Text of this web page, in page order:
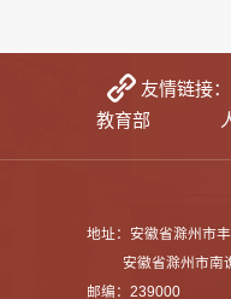
友情链接：
教育部
地址：安徽省滁州市
安徽省滁州市南谯
邮编：239000